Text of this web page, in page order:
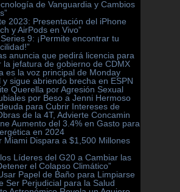
de Vanguardia y Cambios
2023: Presentación del iPhone
y AirPods en Vivo”
9: ¡Permite encontrar tu
anuncia que pedirá licencia para
la jefatura de gobierno de CDMX
es la voz principal de Monday
y sigue abriendo brecha en ESPN
Querella por Agresión Sexual
por Beso a Jenni Hermoso
para Cubrir Intereses de
de la 4T, Advierte Concamin
Aumento del 3.4% en Gasto para
en 2024
Miami Dispara a $1,500 Millones
Líderes del G20 a Cambiar las
el Colapso Climático”
Papel de Baño para Limpiarse
Ser Perjudicial para la Salud